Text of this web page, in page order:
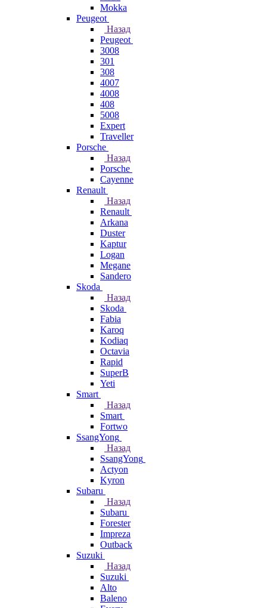
Mokka
Peugeot
Назад
Peugeot
3008
301
308
4007
4008
408
5008
Expert
Traveller
Porsche
Назад
Porsche
Cayenne
Renault
Назад
Renault
Arkana
Duster
Kaptur
Logan
Megane
Sandero
Skoda
Назад
Skoda
Fabia
Karoq
Kodiaq
Octavia
Rapid
SuperB
Yeti
Smart
Назад
Smart
Fortwo
SsangYong
Назад
SsangYong
Actyon
Kyron
Subaru
Назад
Subaru
Forester
Impreza
Outback
Suzuki
Назад
Suzuki
Alto
Baleno